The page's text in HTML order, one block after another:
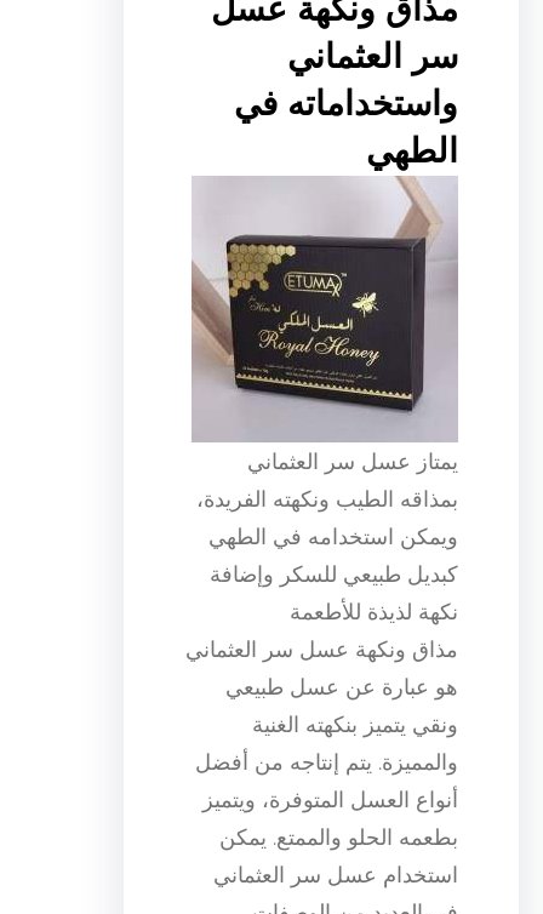
مذاق ونكهة عسل
سر العثماني
واستخداماته في
الطهي
يمتاز عسل سر العثماني
بمذاقه الطيب ونكهته الفريدة،
ويمكن استخدامه في الطهي
كبديل طبيعي للسكر وإضافة
نكهة لذيذة للأطعمة
مذاق ونكهة عسل سر العثماني
هو عبارة عن عسل طبيعي
ونقي يتميز بنكهته الغنية
والمميزة. يتم إنتاجه من أفضل
أنواع العسل المتوفرة، ويتميز
بطعمه الحلو والممتع. يمكن
استخدام عسل سر العثماني